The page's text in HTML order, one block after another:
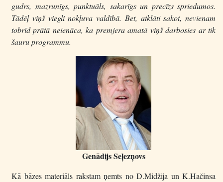
gudrs, mazrunīgs, punktuāls, sakarīgs un precīzs spriedumos.
Tādēļ viņš viegli nokļuva valdībā. Bet, atklāti sakot, nevienam
tobrīd prātā neienāca, ka premjera amatā viņš darbosies ar tik
šauru programmu.
Genādijs Seļezņovs
Kā bāzes materiāls rakstam ņemts no D.Midžija un K.Hačinsa